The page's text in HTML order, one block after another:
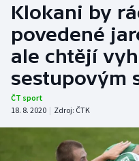
Hokej
Tenis
Atletika
DALŠÍ SPORTY
Klokani by
povedené
ale chtějí
sestupovým
ČT sport
18. 8. 2020 | Zdroj: ČTK